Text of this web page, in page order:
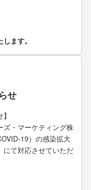
ます。
せ
ズ・マーケティング株
19）の感染拡大
にて対応させていただ